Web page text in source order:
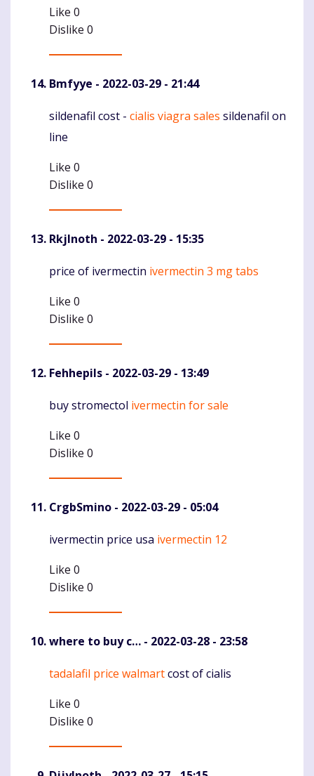
Like 0
Dislike 0
Bmfyye - 2022-03-29 - 21:44
Komentaras
sildenafil cost - cialis viagra sales sildenafil on
line
Like 0
Dislike 0
RkjInoth - 2022-03-29 - 15:35
Komentaras
price of ivermectin ivermectin 3 mg tabs
Like 0
Dislike 0
Fehhepils - 2022-03-29 - 13:49
Komentaras
buy stromectol ivermectin for sale
Like 0
Dislike 0
CrgbSmino - 2022-03-29 - 05:04
Komentaras
ivermectin price usa ivermectin 12
Like 0
Dislike 0
where to buy c… - 2022-03-28 - 23:58
Komentaras
tadalafil price walmartcost of cialis
Like 0
Dislike 0